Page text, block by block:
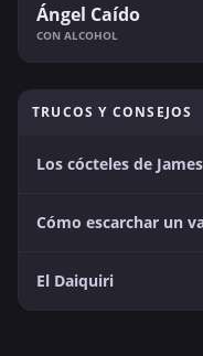
Ángel Caído
CON ALCOHOL
TRUCOS Y CONSEJOS
Los cócteles de
Cómo escarchar un
El Daiquiri